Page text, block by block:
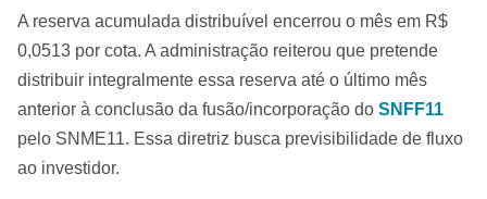
A reserva acumulada distribuível encerrou o mês em R$
0,0513 por cota. A administração reiterou que pretende
distribuir integralmente essa reserva até o último mês
anterior à conclusão da fusão/incorporação do SNFF11
pelo SNME11. Essa diretriz busca previsibilidade de fluxo
ao investidor.